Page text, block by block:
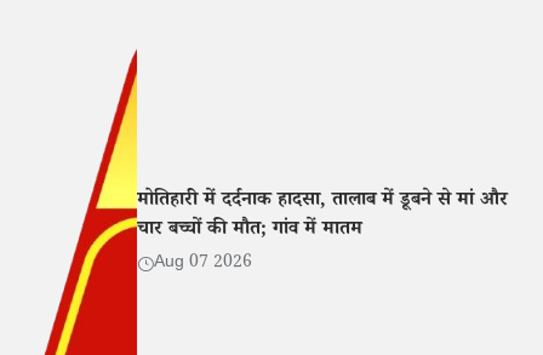
मोतिहारी में दर्दनाक हादसा, तालाब में डूबने से मां और
चार बच्चों की मौत; गांव में मातम
Aug 07 2026